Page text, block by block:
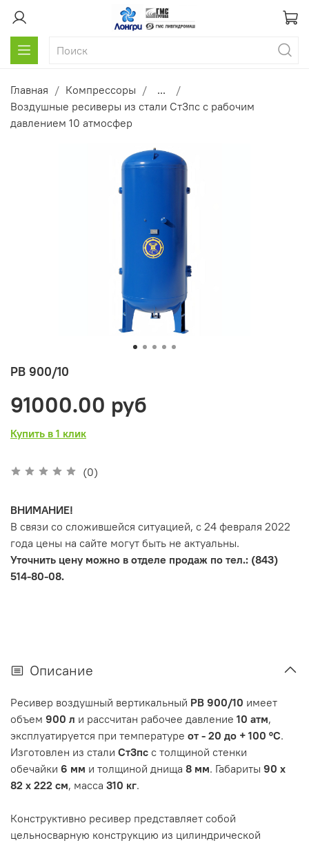
Главная Компрессоры
...
Воздушные ресиверы из стали Ст3пс с рабочим
давлением 10 атмосфер
РВ 900/10
(0)
91000.00 руб
Купить в 1 клик
ВНИМАНИЕ!
В связи со сложившейся ситуацией, с 24 февраля 2022
года цены на сайте могут быть не актуальны.
Уточнить цену можно в отделе продаж по тел.: (843)
514-80-08.
Описание
Ресивер воздушный вертикальный РВ 900/10 имеет
объем 900 л и рассчитан рабочее давление 10 атм,
эксплуатируется при температуре от - 20 до + 100 °C.
Изготовлен из стали Ст3пс с толщиной стенки
обечайки 6 мм и толщиной днища 8 мм. Габариты 90 х
82 х 222 см, масса 310 кг.
Конструктивно ресивер представляет собой
цельносварную конструкцию из цилиндрической